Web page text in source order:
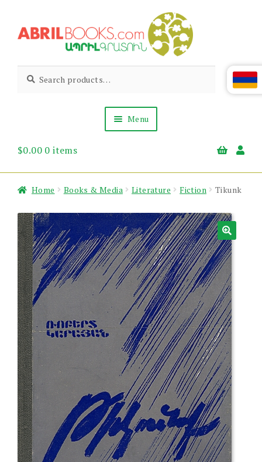
to
to
Abril
Books
Living
Armenian
for:
Menu
About Us
$0.00 0 items
Home Books & Media Literature Fiction Tikunk